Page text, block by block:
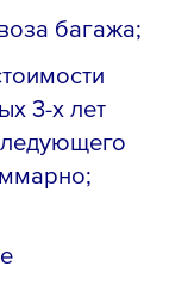
багажа;
3-х лет